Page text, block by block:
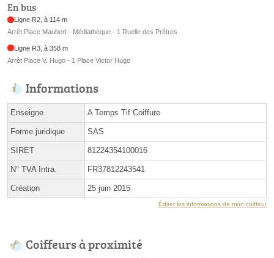
En bus
Ligne R2, à 114 m
Arrêt Place Maubert - Médiathèque - 1 Ruelle des Prêtres
Ligne R3, à 358 m
Arrêt Place V. Hugo - 1 Place Victor Hugo
Informations
Enseigne A Temps Tif Coiffure
Forme juridique SAS
SIRET 81224354100016
N° TVA Intra. FR37812243541
Création 25 juin 2015
Éditer les informations de mon coiffeur
Coiffeurs à proximité